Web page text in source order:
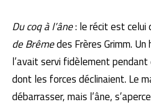
Du coq à l’âne: le récit est celui
de Brêmedes Frères Grimm. Un
l’avait servi fidèlement
dont les forces déclinaient. Le
débarrasser, mais l’âne,